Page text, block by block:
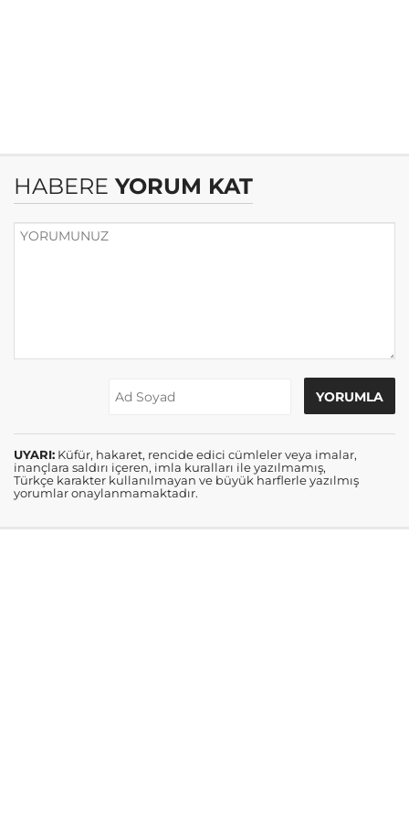
HABERE YORUM KAT
UYARI: Küfür, hakaret, rencide edici cümleler veya imalar,
inançlara saldırı içeren, imla kuralları ile yazılmamış,
Türkçe karakter kullanılmayan ve büyük harflerle yazılmış
yorumlar onaylanmamaktadır.